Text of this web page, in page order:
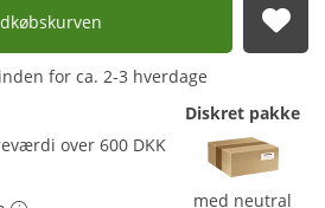
for ca. 2-3 hverdage
over 600 DKK
Diskret pakke
med neutral